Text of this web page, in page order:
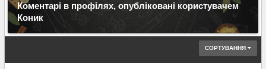
Коментарі в профілях, опубліковані користувачем
Коник
СОРТУВАННЯ